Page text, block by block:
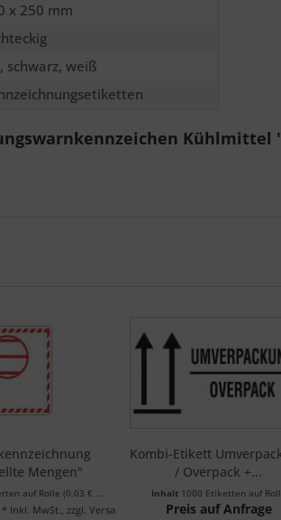
x 250 mm
schwarz, weiß
Kühlmittel
Mengen"
auf Rolle (0,03 € * / 1 Etiketten auf Rolle)
* inkl. MwSt., zzgl. Versand
Kombi-Etikett
/ Overpack +...
Inhalt 1000 Etiketten auf
Preis auf Anfrage